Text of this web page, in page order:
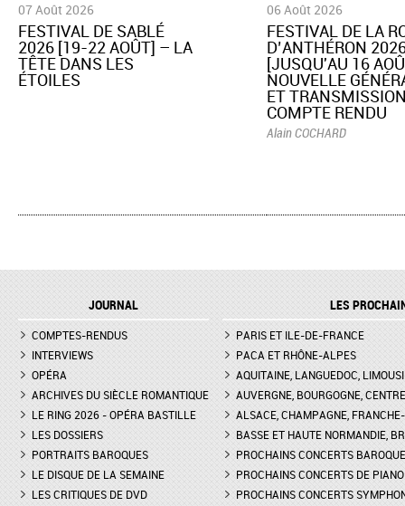
07 Août 2026
​FESTIVAL DE SABLÉ
2026 [19-22 AOÛT] – LA
TÊTE DANS LES
ÉTOILES
06 Août 2026
​FESTIVAL DE LA
D’ANTHÉRON
[JUSQU'AU 16
NOUVELLE
ET
COMPTE RENDU
Alain COCHARD
JOURNAL
COMPTES-RENDUS
INTERVIEWS
OPÉRA
ARCHIVES DU SIÈCLE ROMANTIQUE
LE RING 2026 - OPÉRA BASTILLE
LES DOSSIERS
PORTRAITS BAROQUES
LE DISQUE DE LA SEMAINE
LES CRITIQUES DE DVD
LES
PARIS ET ILE-DE-FRANCE
PACA ET RHÔNE-ALPES
AQUITAINE, LANGUEDOC,
AUVERGNE, BOURGOGNE, CENTRE
ALSACE, CHAMPAGNE,
BASSE ET HAUTE NORMANDIE,
PROCHAINS CONCERTS
PROCHAINS CONCERTS DE PIANO
PROCHAINS CONCERTS